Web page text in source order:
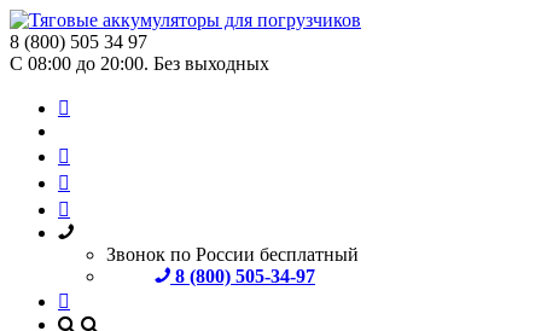
8 (800) 505 34 97
С 08:00 до 20:00. Без выходных
Звонок по России бесплатный
8 (800) 505-34-97